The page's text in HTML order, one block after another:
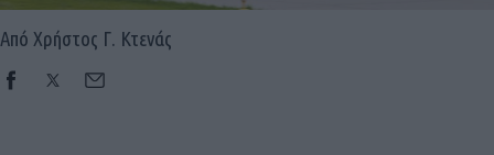
Από Χρήστος Γ. Κτενάς